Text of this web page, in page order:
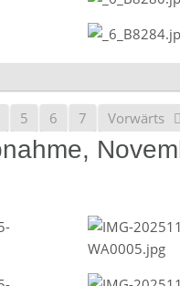
5 6 7 Vorwärts